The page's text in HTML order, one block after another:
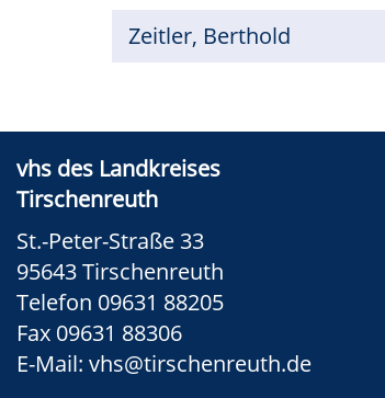
Zeitler, Berthold
vhs des Landkreises
Tirschenreuth
St.-Peter-Straße 33
95643 Tirschenreuth
Telefon 09631 88205
Fax 09631 88306
E-Mail: vhs@tirschenreuth.de